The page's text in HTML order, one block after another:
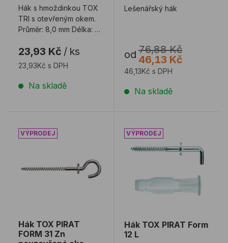
Hák s hmoždinkou TOX
TRI s otevřeným okem.
Průměr: 8,0 mm Délka: 51
...
23,93 Kč / ks
23,93Kč s DPH
Na skladě
Lešenářský hák
od 76,88 Kč
46,13 Kč
46,13Kč s DPH
Na skladě
Hák TOX PIRAT FORM 31 Zn neuzavřené oko
Hák TOX PIRAT
FORM 31 Zn
Hák TOX PIRAT Form 12 L
Hák TOX PIRAT Form
12 L